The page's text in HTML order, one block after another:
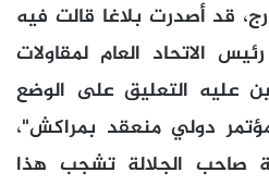
قد أصدرت بلاغا قالت فيه
الاتحاد العام لمقاولات
عليه التعليق على الوضع
مؤتمر دولي منعقد بمراكش"،
صاحب الجلالة تشجب هذا